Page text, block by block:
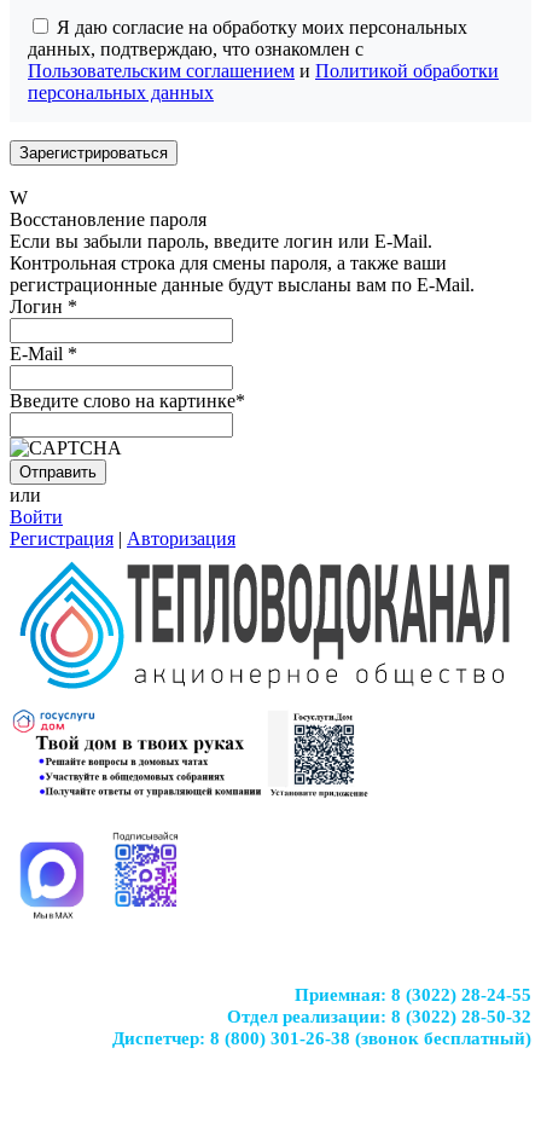
Я даю согласие на обработку моих персональных
данных, подтверждаю, что ознакомлен с
Пользовательским соглашением и Политикой обработки
персональных данных
W
Восстановление пароля
Если вы забыли пароль, введите логин или E-Mail.
Контрольная строка для смены пароля, а также ваши
регистрационные данные будут высланы вам по E-Mail.
Логин *
E-Mail *
Введите слово на картинке*
или
Войти
Регистрация | Авторизация
Приемная: 8 (3022) 28-24-55
Отдел реализации: 8 (3022) 28-50-32
Диспетчер: 8 (800) 301-26-38 (звонок бесплатный)